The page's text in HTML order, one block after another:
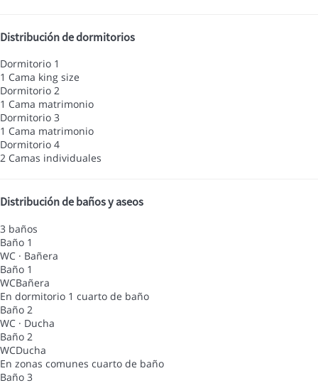
Distribución de dormitorios
Dormitorio 1
1 Cama king size
Dormitorio 2
1 Cama matrimonio
Dormitorio 3
1 Cama matrimonio
Dormitorio 4
2 Camas individuales
Distribución de baños y aseos
3 baños
Baño 1
WC · Bañera
Baño 1
WCBañera
En dormitorio 1 cuarto de baño
Baño 2
WC · Ducha
Baño 2
WCDucha
En zonas comunes cuarto de baño
Baño 3